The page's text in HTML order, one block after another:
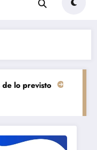
«El mundo AgTech